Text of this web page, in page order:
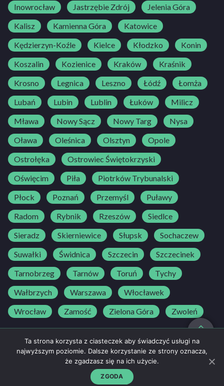
Inowrocław
Jastrzębie Zdrój
Jelenia Góra
Kalisz
Kamienna Góra
Katowice
Kędzierzyn-Koźle
Kielce Kłodzko
Konin
Koszalin
Kozienice Kraków
Kraśnik
Krosno
Legnica Leszno Łódź
Łomża
Lubań
Lubin Lublin Łuków
Milicz
Mława
Nowy Sącz Nowy Targ
Nysa
Oława
Oleśnica Olsztyn
Opole
Ostrołęka
Ostrowiec Świętokrzyski
Oświęcim
Piła
Piotrków Trybunalski
Płock
Poznań Przemyśl
Puławy
Radom
Rybnik Rzeszów
Siedlce
Sieradz
Skierniewice Słupsk
Sochaczew
Suwałki
Świdnica Szczecin
Szczecinek
Tarnobrzeg
Tarnów Toruń
Tychy
Wałbrzych
Warszawa
Włocławek
Wrocław
Zamość Zielona Góra Zwoleń
NAPISZ DO NAS
kontakt@bedriver.pl
Regulamin
Ta strona korzysta z ciasteczek aby świadczyć usługi na
najwyższym poziomie. Dalsze korzystanie ze strony oznacza,
że zgadzasz się na ich użycie.
ZGODA